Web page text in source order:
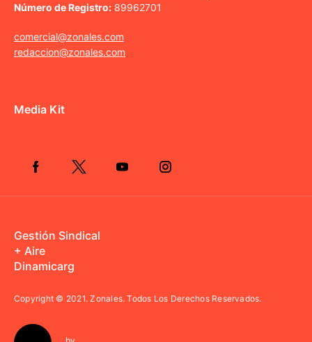
Número de Registro: 89962701
comercial@zonales.com
redaccion@zonales.com
Media Kit
Gestión Sindical
+ Aire
Dinamicarg
Copyright © 2021.Zonales. Todos Los Derechos Reservados.